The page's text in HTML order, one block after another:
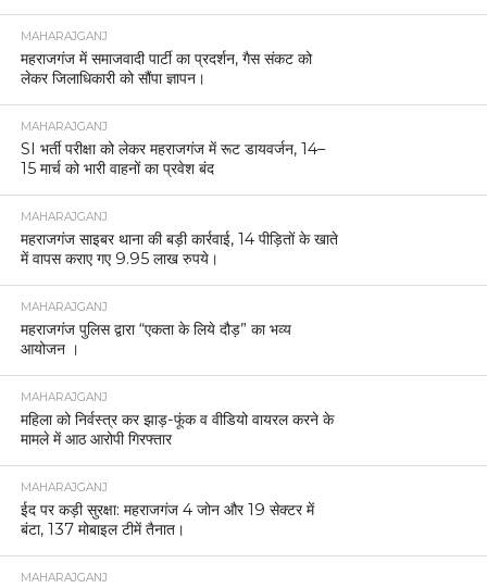
MAHARAJGANJ
महराजगंज में समाजवादी पार्टी का प्रदर्शन, गैस संकट को
लेकर जिलाधिकारी को सौंपा ज्ञापन।
MAHARAJGANJ
SI भर्ती परीक्षा को लेकर महराजगंज में रूट डायवर्जन, 14–
15 मार्च को भारी वाहनों का प्रवेश बंद
MAHARAJGANJ
महराजगंज साइबर थाना की बड़ी कार्रवाई, 14 पीड़ितों के खाते
में वापस कराए गए 9.95 लाख रुपये।
MAHARAJGANJ
महराजगंज पुलिस द्वारा “एकता के लिये दौड़” का भव्य
आयोजन ।
MAHARAJGANJ
महिला को निर्वस्त्र कर झाड़-फूंक व वीडियो वायरल करने के
मामले में आठ आरोपी गिरफ्तार
MAHARAJGANJ
ईद पर कड़ी सुरक्षा: महराजगंज 4 जोन और 19 सेक्टर में
बंटा, 137 मोबाइल टीमें तैनात।
MAHARAJGANJ